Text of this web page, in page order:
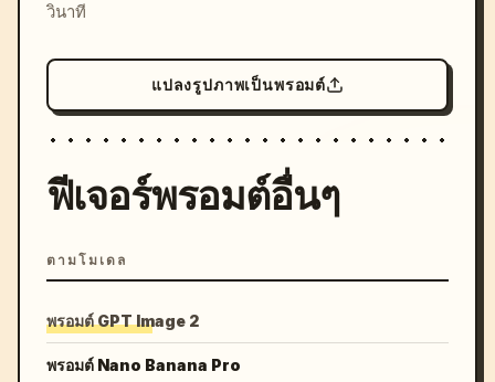
วินาที
แปลงรูปภาพเป็นพรอมต์
ฟีเจอร์พรอมต์อื่นๆ
ตามโมเดล
พรอมต์ GPT Image 2
พรอมต์ Nano Banana Pro